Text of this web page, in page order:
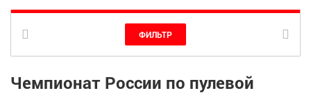
ФИЛЬТР
Чемпионат России по пулевой